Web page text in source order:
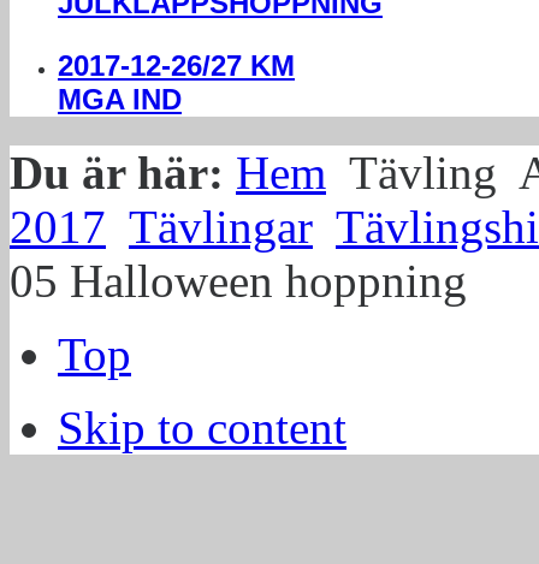
2017-12-26/27 KM
MGA IND
Du är här: Hem Tävling
2017 Tävlingar
05 Halloween hoppning
Top
Skip to content